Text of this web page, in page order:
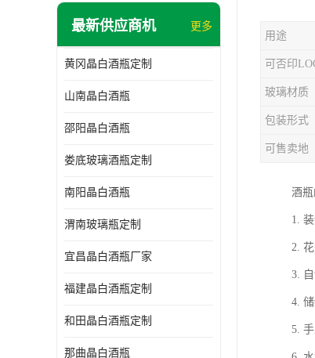
最新供应商机 更多
黄冈晶白酒瓶定制
山南晶白酒瓶
邵阳晶白酒瓶
娄底玻璃酒瓶定制
南阳晶白酒瓶
渭南玻璃瓶定制
宜昌晶白酒瓶厂家
福建晶白酒瓶定制
和田晶白酒瓶定制
那曲晶白酒瓶
用途
可否印
玻璃材质
包装形式
可售卖地
酒
1.
2.
3.
4.
5.